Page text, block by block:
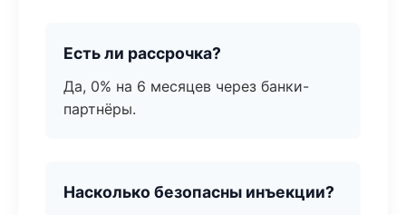
Есть ли рассрочка?
Да, 0% на 6 месяцев через банки-
партнёры.
Насколько безопасны инъекции?